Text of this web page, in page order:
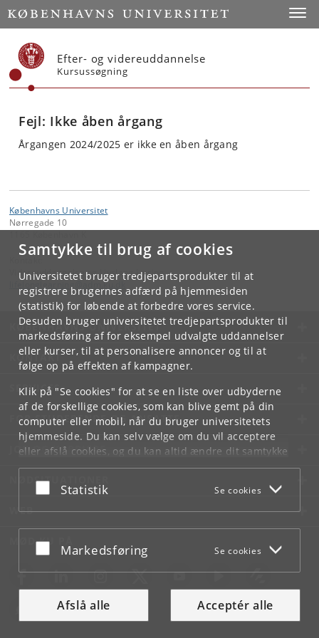
Samtykke til brug af cookies
Universitetet bruger tredjepartsprodukter til at
registrere brugernes adfærd på hjemmesiden
(statistik) for løbende at forbedre vores service.
Desuden bruger universitetet tredjepartsprodukter til
markedsføring af for eksempel udvalgte uddannelser
eller kurser, til at personalisere annoncer og til at
følge op på effekten af kampagner.
Klik på "Se cookies" for at se en liste over udbyderne
af de forskellige cookies, som kan blive gemt på din
computer eller mobil, når du bruger universitetets
hjemmeside. Du kan selv vælge om du vil acceptere
eller afslå cookies, og du kan altid ændre dit samtykke
underCookie- og privatlivspolitiksom du finder i
bunden af hver side.
Acceptér eller afslå
Statistik Se cookies
Acceptér eller afslå
Markedsføring Se cookies
Afslå alle Acceptér alle
Start
Efter- og videreuddannelse
Kursussøgning
Fejl: Ikke åben årgang
Årgangen 2024/2025 er ikke en åben årgang
Københavns Universitet
Nørregade 10
Videreuddannelse og Livslang Læring
.ku
KØBENHAVNS UNIVERSITET
KONTAKT
SERVICES
FOR STUDERENDE OG ANSATTE
JOB OG KARRIERE
NØDSITUATIONER
WEB
MØD KU PÅ